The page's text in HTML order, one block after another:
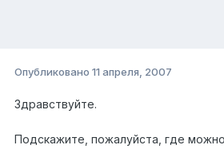
Опубликовано 11 апреля, 2007
Здравствуйте.
Подскажите, пожалуйста, где